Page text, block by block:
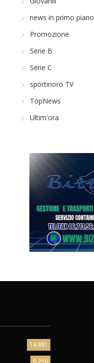
news in primo piano
Promozione
Serie B
Serie C
sportinoro TV
TopNews
Ultim'ora
14.881
8.256